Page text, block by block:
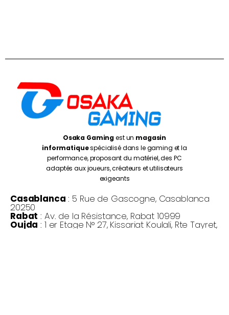
Osaka Gamingest un magasin
informatiquespécialisé dans le gaming et la
performance, proposant du matériel, des PC
adaptés aux joueurs, créateurs et utilisateurs
exigeants
Casablanca : 5 Rue de Gascogne, Casablanca
20250
Rabat : Av. de la Résistance, Rabat 10999
Oujda : 1 er Etage N° 27, Kissariat Koulali, Rte Tayret,